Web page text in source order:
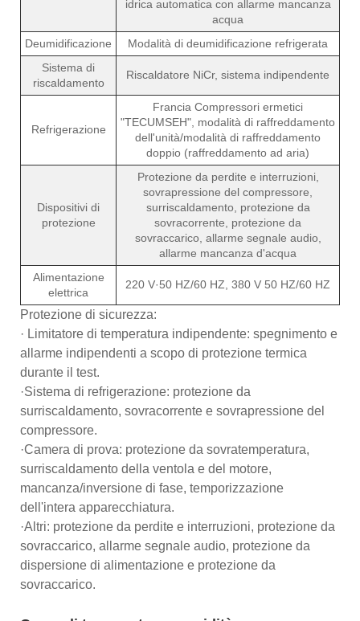
idrica automatica con allarme mancanza
acqua
Deumidificazione
Modalità di deumidificazione refrigerata
Sistema di
riscaldamento
Riscaldatore NiCr, sistema indipendente
Refrigerazione
Francia Compressori ermetici
"TECUMSEH", modalità di raffreddamento
dell'unità/modalità di raffreddamento
doppio (raffreddamento ad aria)
Dispositivi di
protezione
Protezione da perdite e interruzioni,
sovrapressione del compressore,
surriscaldamento, protezione da
sovracorrente, protezione da
sovraccarico, allarme segnale audio,
allarme mancanza d'acqua
Alimentazione
elettrica
220 V·50 HZ/60 HZ, 380 V 50 HZ/60 HZ
Protezione di sicurezza:
· Limitatore di temperatura indipendente: spegnimento e
allarme indipendenti a scopo di protezione termica
durante il test.
·Sistema di refrigerazione: protezione da
surriscaldamento, sovracorrente e sovrapressione del
compressore.
·Camera di prova: protezione da sovratemperatura,
surriscaldamento della ventola e del motore,
mancanza/inversione di fase, temporizzazione
dell'intera apparecchiatura.
·Altri: protezione da perdite e interruzioni, protezione da
sovraccarico, allarme segnale audio, protezione da
dispersione di alimentazione e protezione da
sovraccarico.